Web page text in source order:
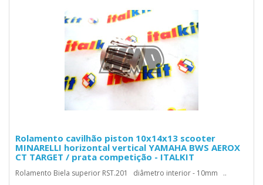
Rolamento cavilhão piston 10x14x13 scooter
MINARELLI horizontal vertical YAMAHA BWS AEROX
CT TARGET / prata competição - ITALKIT
Rolamento Biela superior RST.201 diâmetro interior - 10mm ..